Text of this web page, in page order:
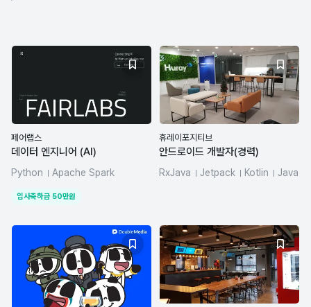
페어랩스
데이터 엔지니어 (AI)
Python
Apache Spark
Elasticsearch
입사축하금 50만원
휴레이포지티브
안드로이드 개발자(경력)
RxJava Jetpack Kotlin
Java